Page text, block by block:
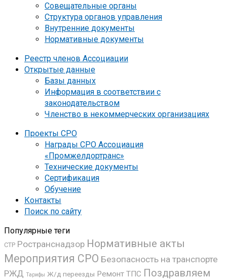
Совещательные органы
Структура органов управления
Внутренние документы
Нормативные документы
Реестр членов Ассоциации
Открытые данные
Базы данных
Информация в соответствии с
законодательством
Членство в некоммерческих организациях
Проекты СРО
Награды СРО Ассоциация
«Промжелдортранс»
Технические документы
Сертификация
Обучение
Контакты
Поиск по сайту
Популярные теги
СТР Ространснадзор Нормативные акты
Мероприятия СРО Безопасность на транспорте
РЖД Тарифы Ж/д переезды Ремонт ТПС Поздравляем